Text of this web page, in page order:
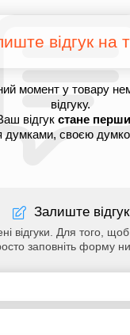
відгук на
момент у товару
відгуку.
відгук стане
думками, своєю
Залиште відгук
відгуки. Для того,
заповніть форму